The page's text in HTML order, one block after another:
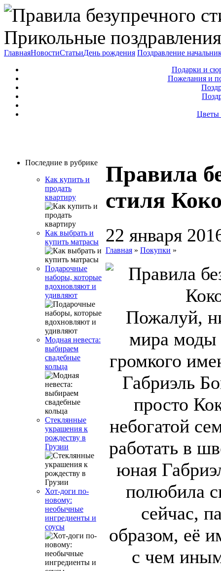
Прикольные
ГлавнаяНовостиСтатьиДень рождения Поздравление
Подарки и
Пожелания и
Цветы
Последние в рубрике
Как купить и
продать
квартиру
Как выбрать и
купить матрасы
Подарочные
наборы, которые
вдохновляют и
удивляют
Модная невеста:
выбираем
свадебные
кольца
Стеклянные
украшения к
рождеству в
Грузии
Хот-доги по-
новому:
необычные
ингредиенты и
соусы
Правила
стиля
22 января
Главная » Покупки »
Пожалуй,
мира моды
громкого
Габриэль
просто
небогатой
работать в
юная
полюбила
сейчас,
образом, её
с чем